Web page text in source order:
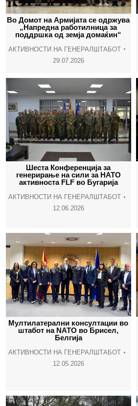
Во Домот на Армијата се одржува
„Напредна работилница за
поддршка од земја домаќин“
АКТИВНОСТИ НА ГЕНЕРАЛШТАБОТ
29.07.2026
Шеста Конференција за
генерирање на сили за НАТО
активноста FLF во Бугарија
АКТИВНОСТИ НА ГЕНЕРАЛШТАБОТ
12.06.2026
Мултилатерални консултации во
штабот на NATO во Брисел,
Белгија
АКТИВНОСТИ НА ГЕНЕРАЛШТАБОТ
12.05.2026